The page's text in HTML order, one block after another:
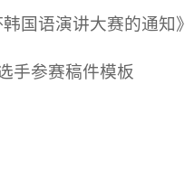
国语演讲大赛的通知》
手参赛稿件模板